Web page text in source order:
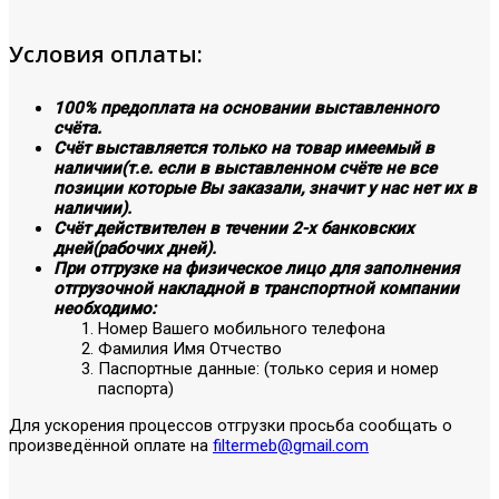
Условия оплаты:
100% предоплата на основании выставленного
счёта.
Счёт выставляется только на товар имеемый в
наличии(т.е. если в выставленном счёте не все
позиции которые Вы заказали, значит у нас нет их в
наличии).
Счёт действителен в течении 2-х банковских
дней(рабочих дней).
При отгрузке на физическое лицо для заполнения
отгрузочной накладной в транспортной компании
необходимо:
Номер Вашего мобильного телефона
Фамилия Имя Отчество
Паспортные данные: (только серия и номер
паспорта)
Для ускорения процессов отгрузки просьба сообщать о
произведённой оплате на filtermeb@gmail.com